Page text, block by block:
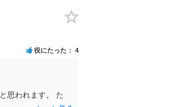
役にたった 4
思われます。 た